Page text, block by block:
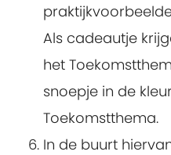
Als cadeautje
het
snoepje in de
Toekomstthema.
In de buurt